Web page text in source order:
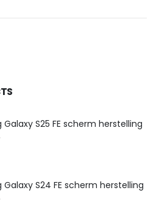
Galaxy S25 FE scherm herstelling
Galaxy S24 FE scherm herstelling